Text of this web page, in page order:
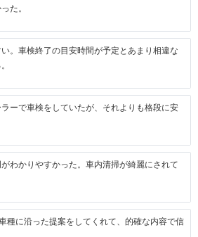
た。
。車検終了の目安時間が予定とあまり相違な
ーで車検をしていたが、それよりも格段に安
わかりやすかった。車内清掃が綺麗にされて
種に沿った提案をしてくれて、的確な内容で信